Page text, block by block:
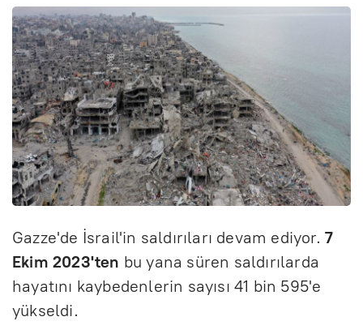
Gazze'de İsrail'in saldırıları devam ediyor. 7
Ekim 2023'ten bu yana süren saldırılarda
hayatını kaybedenlerin sayısı 41 bin 595'e
yükseldi.